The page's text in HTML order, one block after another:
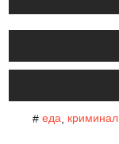
# еда, криминал,